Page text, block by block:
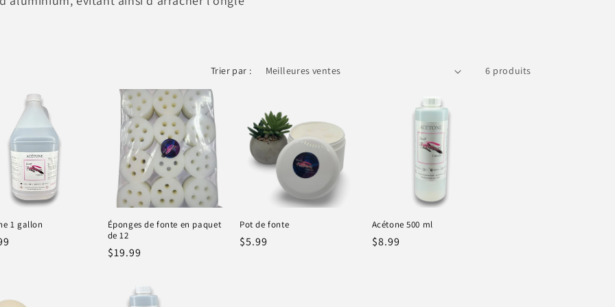
Trier par : 6 produits
1 gallon
Éponges de fonte en paquet
de 12
Prix
$19.99
Pot de fonte
Prix
$5.99
Acétone 500 ml
Prix
$8.99